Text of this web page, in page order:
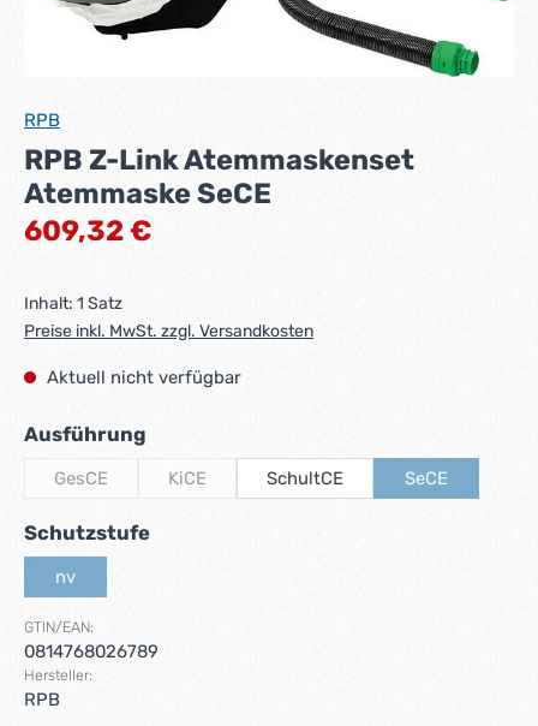
RPB
RPB Z-Link Atemmaskenset
Atemmaske SeCE
Regulärer Preis:
609,32 €
Inhalt: 1 Satz
Preise inkl. MwSt. zzgl. Versandkosten
Aktuell nicht verfügbar
Ausführung
GesCE
(Diese Option ist zurzeit nicht verfügbar.)
KiCE
(Diese Option ist zurzeit nicht verfügbar.)
SchultCE SeCE
Schutzstufeauswählen
nv
GTIN/EAN:
0814768026789
Hersteller:
RPB